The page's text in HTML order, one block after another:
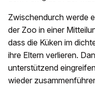
Zwischendurch werde
der Zoo in einer
dass die Küken im
ihre Eltern verlieren.
unterstützend
wieder